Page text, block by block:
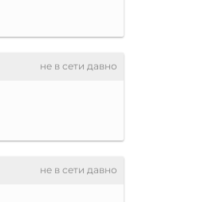
не в сети давно
не в сети давно